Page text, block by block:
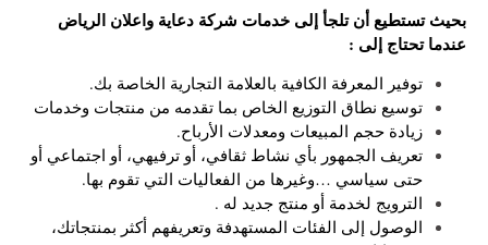
بحيث تستطيع أن تلجأ إلى خدمات شركة دعاية واعلان الرياض
عندما تحتاج إلى :
توفير المعرفة الكافية بالعلامة التجارية الخاصة بك.
توسيع نطاق التوزيع الخاص بما تقدمه من منتجات وخدمات
زيادة حجم المبيعات ومعدلات الأرباح.
تعريف الجمهور بأي نشاط ثقافي، أو ترفيهي، أو اجتماعي أو
حتى سياسي …وغيرها من الفعاليات التي تقوم بها.
الترويج لخدمة أو منتج جديد له .
الوصول إلى الفئات المستهدفة وتعريفهم أكثر بمنتجاتك،